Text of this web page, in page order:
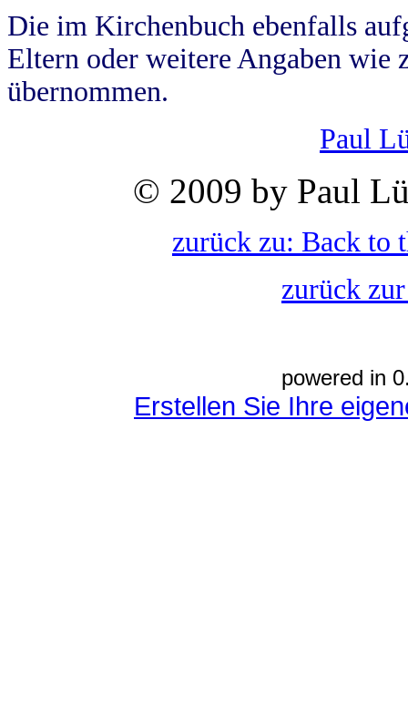
Die im Kirchenbuch ebenfalls
Eltern oder weitere Angaben wie
übernommen.
Paul
© 2009 by Paul
zurück zu: Back to
zurück
powered in
Erstellen Sie Ihre